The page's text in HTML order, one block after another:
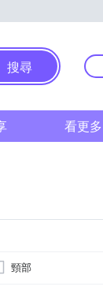
搜尋
看更多
頸部